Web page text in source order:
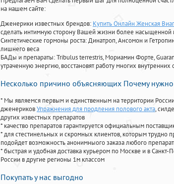
на нашем сайте:
Дженерики известных брендов: Купить Онлайн Женская
сделать интимную сторону Вашей жизни более насыщенной
Синтетические гормоны роста: Динатроп, Ансомон и
лишнего веса
БАДы и препараты:Tribulus terrestris, Мориамин Форте,
утраченную энергию, восстановят работу многих внутренних
Несколько причино объясняющих Почему нужно
* Мы являемся первым и единственным на территории
дженериковУпражнения для продления полового акта,
других известных препаратов
* качество препаратов гарантируется официальным
* для стестинельных и скромных клиентов, которым трудно
подойдет возможность анонимныого заказа любого
* быстрая и удобная доставка курьером по Москве и в
России в другие регионы 1м классом
Покупать у нас выгодно